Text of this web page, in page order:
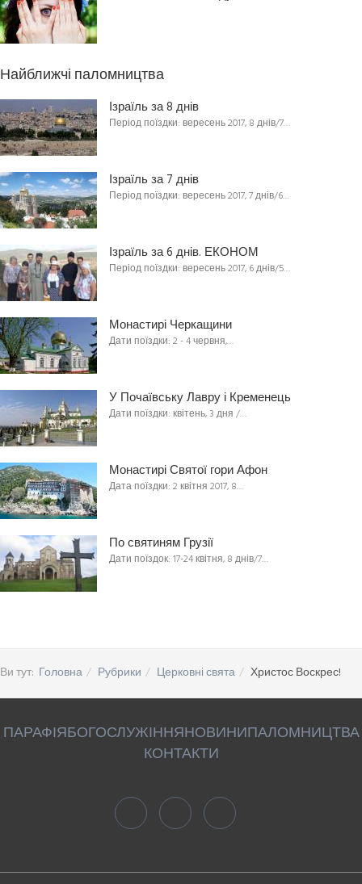
Найближчі паломництва
Ізраїль за 8 днів
Період поїздки: вересень 2017, 8 днів/7…
Ізраїль за 7 днів
Період поїздки: вересень 2017, 7 днів/6…
Ізраїль за 6 днів. ЕКОНОМ
Період поїздки: вересень 2017, 6 днів/5…
Монастирі Черкащини
Дати поїздки: 2 - 4 червня,…
У Почаївську Лавру і Кременець
Дати поїздки: квітень, 3 дня /…
Монастирі Святої гори Афон
Дата поїздки: 2 квітня 2017, 8…
По святиням Грузії
Дати поїздок: 17-24 квітня, 8 днів/7…
Ви тут: Головна Рубрики Церковні свята Христос Воскрес!
ПАРАФІЯБОГОСЛУЖІННЯНОВИНИПАЛОМНИЦТВА
КОНТАКТИ